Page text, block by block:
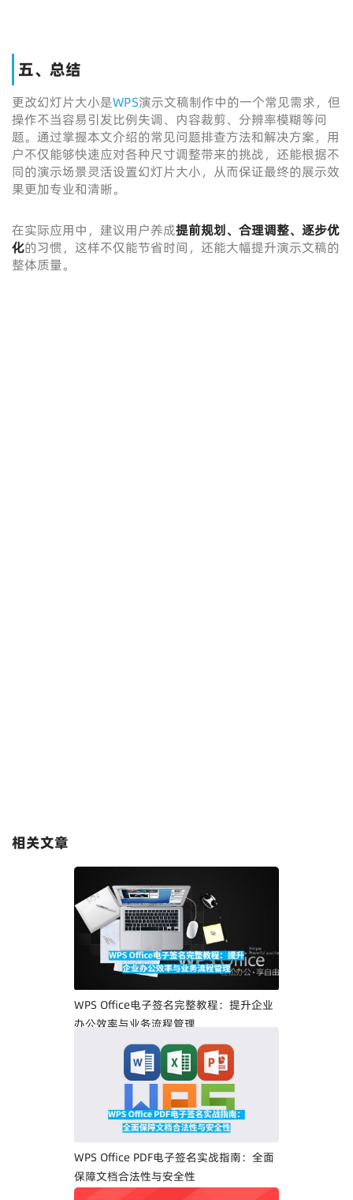
五、总结
更改幻灯片大小是WPS演示文稿制作中的一个常见需求，但
操作不当容易引发比例失调、内容裁剪、分辨率模糊等问
题。通过掌握本文介绍的常见问题排查方法和解决方案，用
户不仅能够快速应对各种尺寸调整带来的挑战，还能根据不
同的演示场景灵活设置幻灯片大小，从而保证最终的展示效
果更加专业和清晰。
在实际应用中，建议用户养成提前规划、合理调整、逐步优
化的习惯，这样不仅能节省时间，还能大幅提升演示文稿的
整体质量。
相关文章
WPS Office电子签名完整教程：提升企业
办公效率与业务流程管理
WPS Office PDF电子签名实战指南：全面
保障文档合法性与安全性